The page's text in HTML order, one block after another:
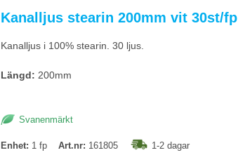
Kanalljus stearin 200mm vit 30st/fp
Kanalljus i 100% stearin. 30 ljus.
Längd: 200mm
Svanenmärkt
Enhet: 1 fp Art.nr: 161805 1-2 dagar